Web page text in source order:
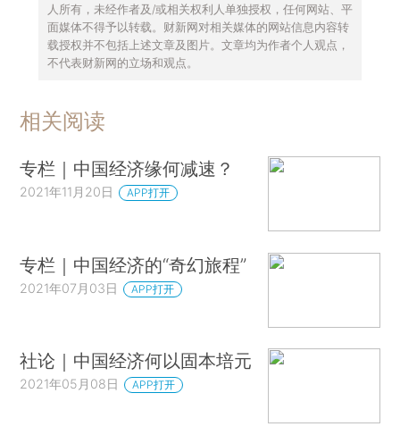
人所有，未经作者及/或相关权利人单独授权，任何网站、平
面媒体不得予以转载。财新网对相关媒体的网站信息内容转
载授权并不包括上述文章及图片。文章均为作者个人观点，
不代表财新网的立场和观点。
相关阅读
专栏｜中国经济缘何减速？
2021年11月20日 APP打开
专栏｜中国经济的“奇幻旅程”
2021年07月03日 APP打开
社论｜中国经济何以固本培元
2021年05月08日 APP打开